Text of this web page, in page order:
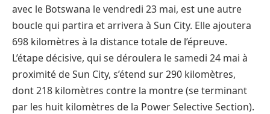
avec le Botswana le vendredi 23 mai, est une autre
boucle qui partira et arrivera à Sun City. Elle ajoutera
698 kilomètres à la distance totale de l’épreuve.
L’étape décisive, qui se déroulera le samedi 24 mai à
proximité de Sun City, s’étend sur 290 kilomètres,
dont 218 kilomètres contre la montre (se terminant
par les huit kilomètres de la Power Selective Section).